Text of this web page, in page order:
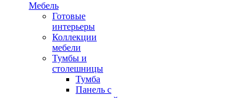
Мебель
Готовые
интерьеры
Коллекции
мебели
Тумбы и
столешницы
Тумба
Панель с